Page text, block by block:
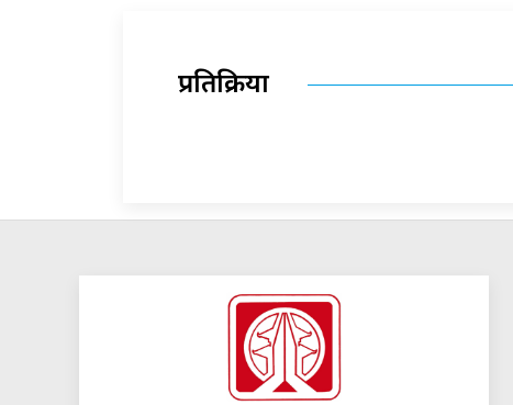
प्रतिक्रिया